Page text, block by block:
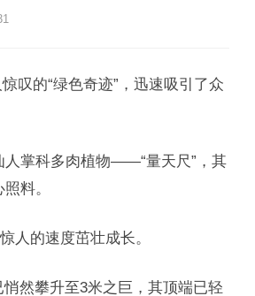
叹的“绿色奇迹”，迅速吸引了众
人掌科多肉植物——“量天尺”，其
料。
人的速度茁壮成长。
然攀升至3米之巨，其顶端已轻